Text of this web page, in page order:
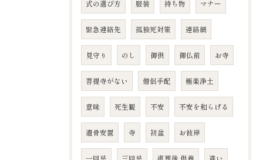
式の選び方 服装 持ち物 マナー
緊急連絡先 孤独死対策 連絡網
見守り のし 御供 御仏前 お寺
菩提寺がない 僧侶手配 極楽浄土
意味 死生観 不安 不安を和らげる
遺骨安置 寺 初盆 お彼岸